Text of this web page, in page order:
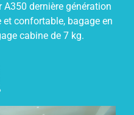
dernière génération
et confortable, bagage en
cabine de 7 kg.